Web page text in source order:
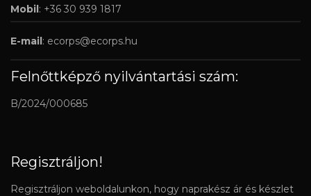
Mobil: +36 30 939 1817
E-mail: ecorps@ecorps.hu
Felnőttképző nyilvántartási szám:
B/2024/000685
Regisztráljon!
Regisztráljon weboldalunkon, hogy naprakész ár és készlet